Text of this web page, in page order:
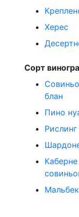
Херес
Сорт
блан
Пино
Рислинг
Каберне
Мальбек